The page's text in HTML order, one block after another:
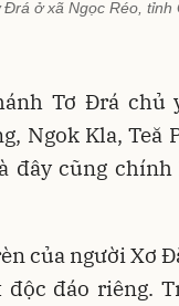
ở xã Ngọc Réo, tỉnh
Tơ Đrá chủ
Ngok Kla, Teă
đây cũng chính
của người Xơ
đáo riêng.